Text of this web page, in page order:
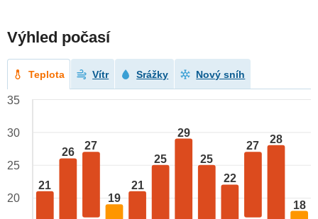
Výhled počasí
Teplota Vítr Srážky Nový sníh
21
26
27
19
21
25
29
25
22
27
28
18
35
30
25
20